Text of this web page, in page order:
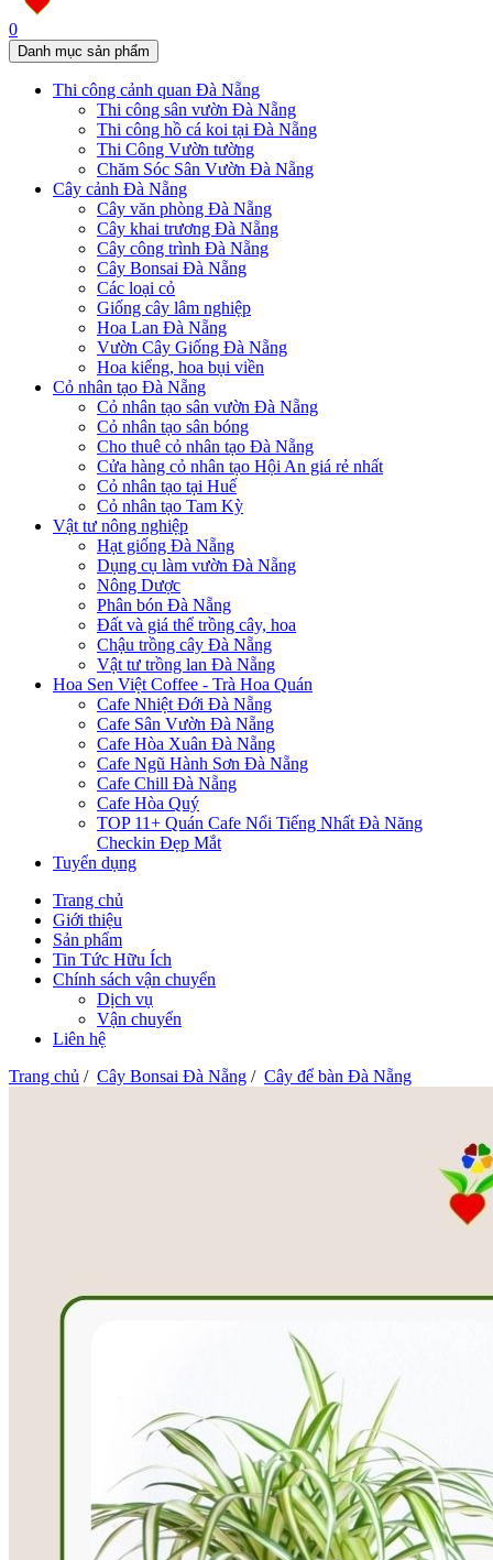
0
Danh mục sản phẩm
Thi công cảnh quan Đà Nẵng
Thi công sân vườn Đà Nẵng
Thi công hồ cá koi tại Đà Nẵng
Thi Công Vườn tường
Chăm Sóc Sân Vườn Đà Nẵng
Cây cảnh Đà Nẵng
Cây văn phòng Đà Nẵng
Cây khai trương Đà Nẵng
Cây công trình Đà Nẵng
Cây Bonsai Đà Nẵng
Các loại cỏ
Giống cây lâm nghiệp
Hoa Lan Đà Nẵng
Vườn Cây Giống Đà Nẵng
Hoa kiểng, hoa bụi viền
Cỏ nhân tạo Đà Nẵng
Cỏ nhân tạo sân vườn Đà Nẵng
Cỏ nhân tạo sân bóng
Cho thuê cỏ nhân tạo Đà Nẵng
Cửa hàng cỏ nhân tạo Hội An giá rẻ nhất
Cỏ nhân tạo tại Huế
Cỏ nhân tạo Tam Kỳ
Vật tư nông nghiệp
Hạt giống Đà Nẵng
Dụng cụ làm vườn Đà Nẵng
Nông Dược
Phân bón Đà Nẵng
Đất và giá thể trồng cây, hoa
Chậu trồng cây Đà Nẵng
Vật tư trồng lan Đà Nẵng
Hoa Sen Việt Coffee - Trà Hoa Quán
Cafe Nhiệt Đới Đà Nẵng
Cafe Sân Vườn Đà Nẵng
Cafe Hòa Xuân Đà Nẵng
Cafe Ngũ Hành Sơn Đà Nẵng
Cafe Chill Đà Nẵng
Cafe Hòa Quý
TOP 11+ Quán Cafe Nổi Tiếng Nhất Đà Năng
Checkin Đẹp Mắt
Tuyển dụng
Trang chủ
Giới thiệu
Sản phẩm
Tin Tức Hữu Ích
Chính sách vận chuyển
Dịch vụ
Vận chuyển
Liên hệ
Trang chủ / Cây Bonsai Đà Nẵng / Cây để bàn Đà Nẵng